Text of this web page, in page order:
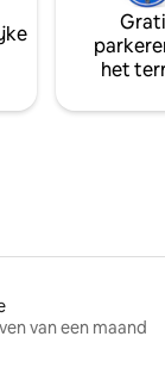
het
van een maand